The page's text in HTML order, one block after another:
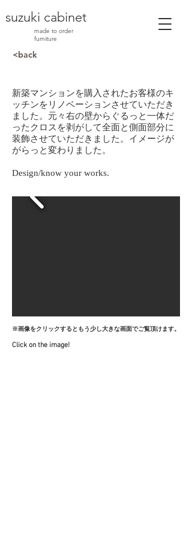
made to order
furniture
suzuki cabinet
<back
新築マンションを購入されたお客様のキ
ッチンをリノベーションさせていただき
ました。元々右の壁からぐるっと一体だ
ったクロスを剥がして全面と側面部分に
装飾させていただきました。イメージが
がらっと変わりました。
Design/know your works.
※画像をクリックするともう少し大きな画面でご覧頂けます。
Click on the image!